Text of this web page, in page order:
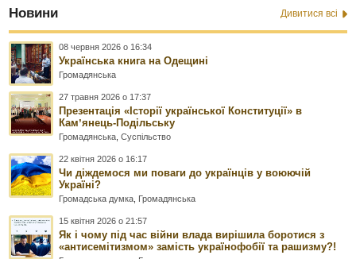
Новини Дивитися всі
08 червня 2026 о 16:34
Українська книга на Одещині
Громадянська
27 травня 2026 о 17:37
Презентація «Історії української Конституції» в
Камʼянець-Подільську
Громадянська ,Суспільство
22 квітня 2026 о 16:17
Чи діждемося ми поваги до українців у воюючій
Україні?
Громадська думка Громадянська
15 квітня 2026 о 21:57
Як і чому під час війни влада вирішила боротися з
«антисемітизмом» замість українофобії та рашизму?!